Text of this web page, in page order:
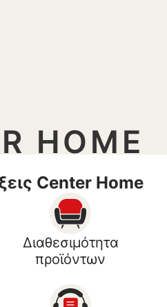
HOME
Center Home
Διαθεσιμότητα
προϊόντων